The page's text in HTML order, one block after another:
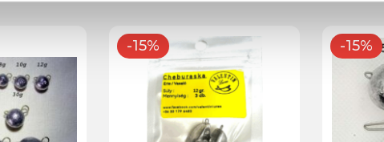
-15% -15%